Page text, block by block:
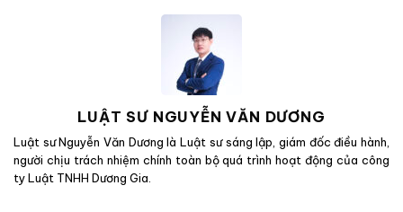
LUẬT SƯ NGUYỄN VĂN DƯƠNG
Luật sư Nguyễn Văn Dương là Luật sư sáng lập, giám đốc điều hành,
người chịu trách nhiệm chính toàn bộ quá trình hoạt động của công
ty Luật TNHH Dương Gia.